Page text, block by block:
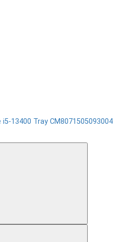
13400 Tray CM8071505093004